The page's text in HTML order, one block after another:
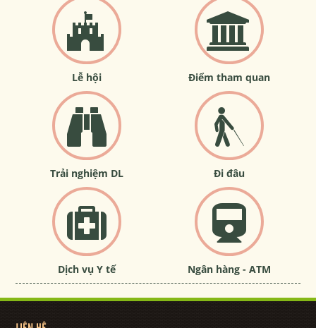
Lễ hội Điểm tham quan
Trải nghiệm DL Đi đâu
Dịch vụ Y tế Ngân hàng - ATM